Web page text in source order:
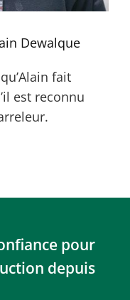
Dewalque
fait
est reconnu
pour
depuis